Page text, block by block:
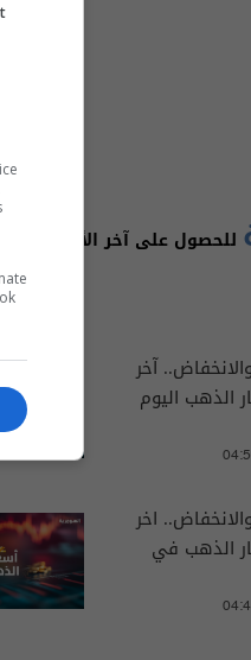
للحصول على آخر الأخبار
آخر
الذهب اليوم
اخر
الذهب في